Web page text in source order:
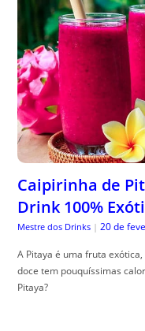
Caipirinha de
Drink 100%
Mestre dos Drinks | 20 de
A Pitaya é uma fruta
doce tem pouquíssimas
Pitaya?